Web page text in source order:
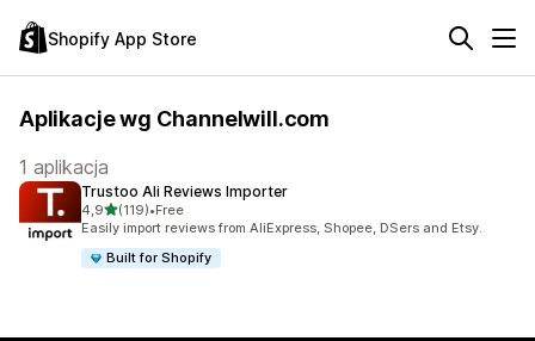
Shopify App Store
Aplikacje wg Channelwill.com
1 aplikacja
Trustoo Ali Reviews Importer
4,9na 5 gwiazdek
(119)
Łączna liczba recenzji: 119
•Free
Easily import reviews from AliExpress, Shopee, DSers and Etsy.
Built for Shopify